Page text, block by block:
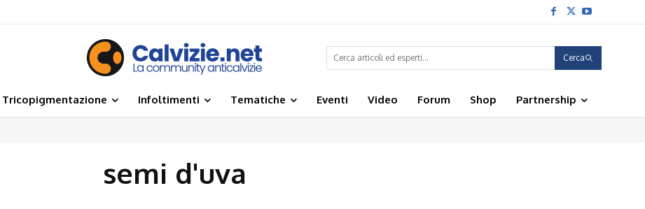
Cerca
Tricopigmentazione Infoltimenti Tematiche Eventi Video Forum Shop Partnership
semi d'uva